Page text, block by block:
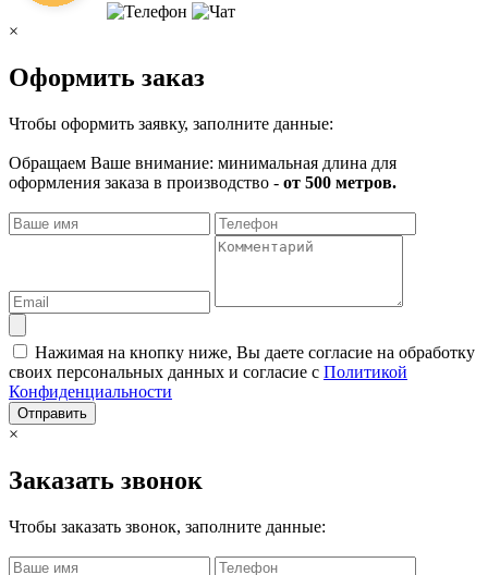
×
Оформить заказ
Чтобы оформить заявку, заполните данные:
Обращаем Ваше внимание: минимальная длина для
оформления заказа в производство - от 500 метров.
Нажимая на кнопку ниже, Вы даете согласие на обработку
своих персональных данных и согласие с Политикой
Конфиденциальности
Отправить
×
Заказать звонок
Чтобы заказать звонок, заполните данные: